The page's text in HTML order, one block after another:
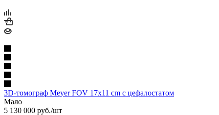
3D-томограф Meyer FOV 17x11 cm с цефалостатом
Мало
5 130 000 руб./шт